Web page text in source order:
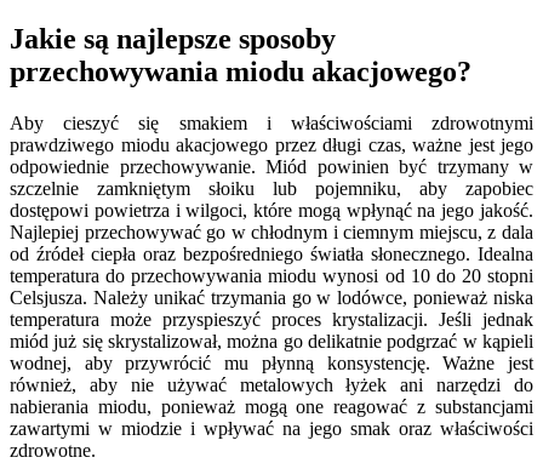
Jakie są najlepsze sposoby
przechowywania miodu akacjowego?
Aby cieszyć się smakiem i właściwościami zdrowotnymi
prawdziwego miodu akacjowego przez długi czas, ważne jest jego
odpowiednie przechowywanie. Miód powinien być trzymany w
szczelnie zamkniętym słoiku lub pojemniku, aby zapobiec
dostępowi powietrza i wilgoci, które mogą wpłynąć na jego jakość.
Najlepiej przechowywać go w chłodnym i ciemnym miejscu, z dala
od źródeł ciepła oraz bezpośredniego światła słonecznego. Idealna
temperatura do przechowywania miodu wynosi od 10 do 20 stopni
Celsjusza. Należy unikać trzymania go w lodówce, ponieważ niska
temperatura może przyspieszyć proces krystalizacji. Jeśli jednak
miód już się skrystalizował, można go delikatnie podgrzać w kąpieli
wodnej, aby przywrócić mu płynną konsystencję. Ważne jest
również, aby nie używać metalowych łyżek ani narzędzi do
nabierania miodu, ponieważ mogą one reagować z substancjami
zawartymi w miodzie i wpływać na jego smak oraz właściwości
zdrowotne.